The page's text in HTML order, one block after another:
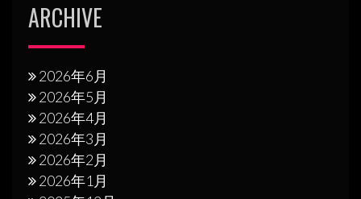
ARCHIVE
2026年6月
2026年5月
2026年4月
2026年3月
2026年2月
2026年1月